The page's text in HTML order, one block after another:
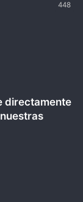
448
directamente